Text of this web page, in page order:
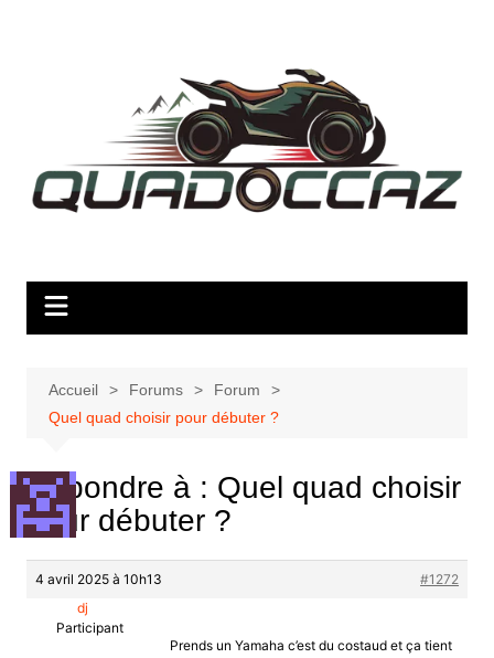
Accueil Forums
Forum
Quel quad choisir pour débuter ?
Répondre à : Quel quad choisir
pour débuter ?
4 avril 2025 à 10h13
#1272
dj
Participant
Prends un Yamaha c’est du costaud et ça tient